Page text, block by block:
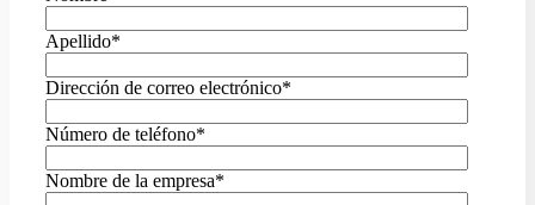
Apellido*
Dirección de correo electrónico*
Número de teléfono*
Nombre de la empresa*